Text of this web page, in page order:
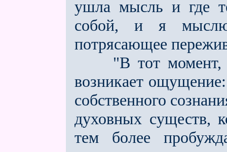
ушла мысль и где
собой, и я
потрясающее
"В тот момент,
возникает
собственного
духовных существ,
тем более